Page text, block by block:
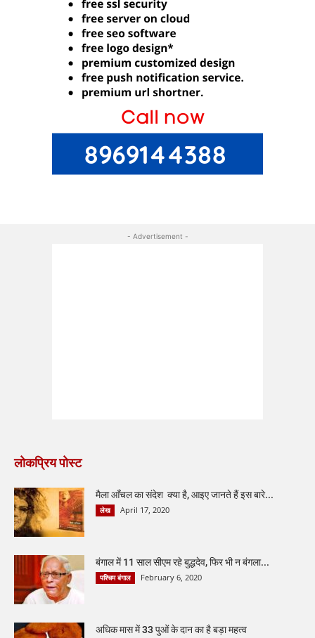
- Advertisement -
लोकप्रिय पोस्ट
मैला आँचल का संदेश क्या है, आइए जानते हैं इस बारे...
लेख April 17, 2020
बंगाल में 11 साल सीएम रहे बुद्धदेव, फिर भी न बंगला...
पश्चिम बंगाल February 6, 2020
अधिक मास में 33 पुओं के दान का है बड़ा महत्व